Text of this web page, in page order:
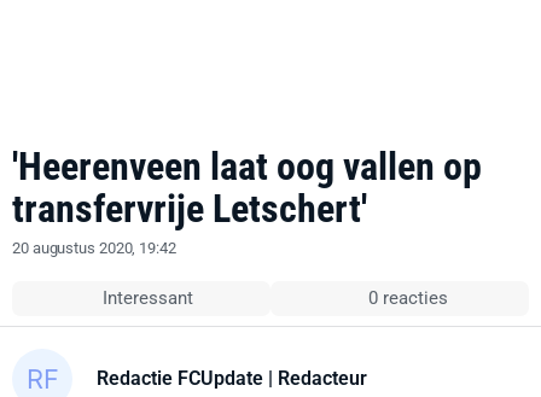
'Heerenveen laat oog vallen op
transfervrije Letschert'
20 augustus 2020, 19:42
Interessant 0 reacties
Redactie FCUpdate | Redacteur